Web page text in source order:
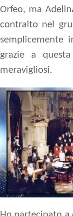
Orfeo, ma
contralto nel
semplicemente
grazie a
meravigliosi.